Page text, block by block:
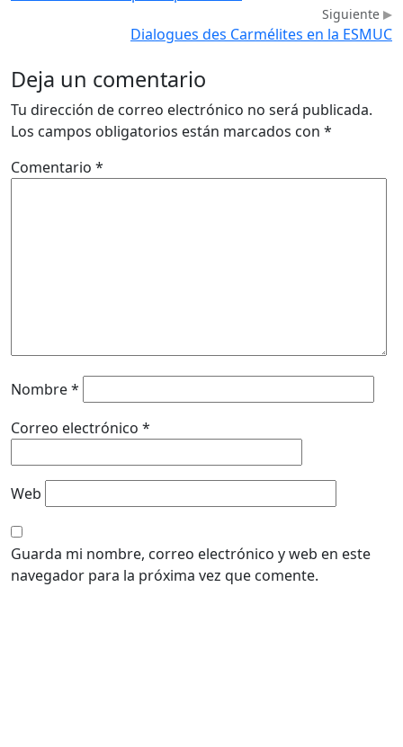
Siguiente
Dialogues des Carmélites en la ESMUC
Deja un comentario
Tu dirección de correo electrónico no será publicada.
Los campos obligatorios están marcados con *
Comentario *
Nombre*
Correo electrónico *
Web
Guarda mi nombre, correo electrónico y web en este
navegador para la próxima vez que comente.